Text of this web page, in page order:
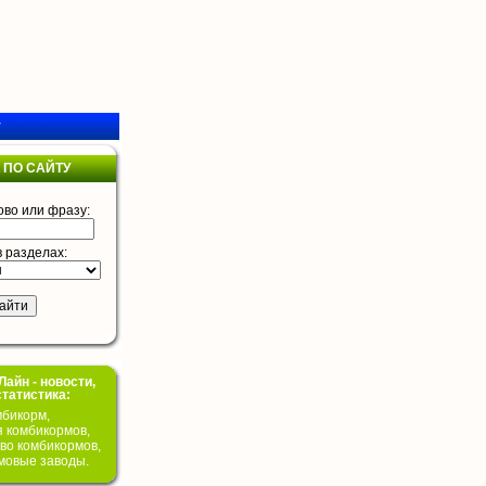
САЙТУ
или фразу:
разделах:
- новости,
комбикормов,
комбикормов,
заводы.